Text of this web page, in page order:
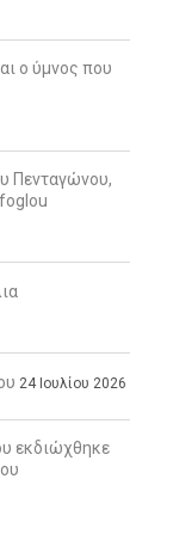
ο ύμνος που
Πενταγώνου,
24 Ιουλίου 2026
εκδιώχθηκε